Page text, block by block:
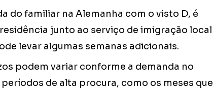
do familiar na Alemanha com o visto D, é
junto ao serviço de imigração local
levar algumas semanas adicionais.
podem variar conforme a demanda no
de alta procura, como os meses que